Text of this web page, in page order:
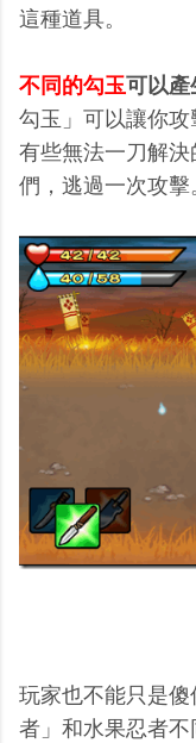
這種道具。
不同的勾玉可以產
勾玉」可以讓你
有些無法一刀解
們，逃過一次攻擊
玩家也不能只是
者」和水果忍者不